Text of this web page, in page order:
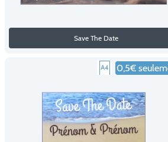
Save The Date
0,5€